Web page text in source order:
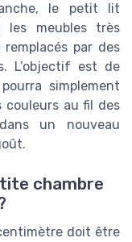
le petit lit
les meubles très
par des
L’objectif est de
simplement
couleurs au fil des
un nouveau
chambre
doit être